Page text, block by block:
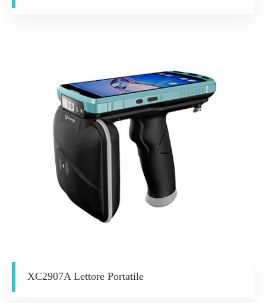
XC2907A Lettore Portatile